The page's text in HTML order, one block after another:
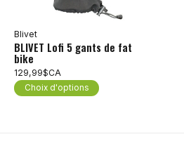
Blivet
BLIVET Lofi 5 gants de fat
bike
129,99$CA
Choix d'options